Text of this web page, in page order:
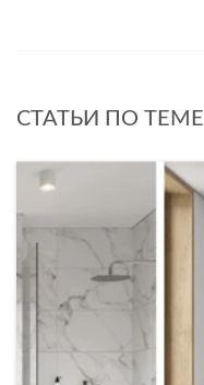
СТАТЬИ ПО ТЕМЕ